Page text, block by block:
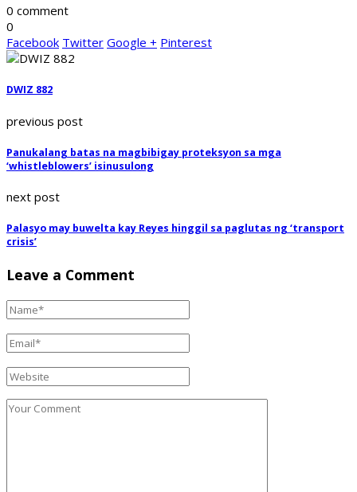
0 comment
0
Facebook Twitter Google + Pinterest
DWIZ 882
previous post
Panukalang batas na magbibigay proteksyon sa mga
‘whistleblowers’ isinusulong
next post
Palasyo may buwelta kay Reyes hinggil sa paglutas ng ‘transport
crisis’
Leave a Comment